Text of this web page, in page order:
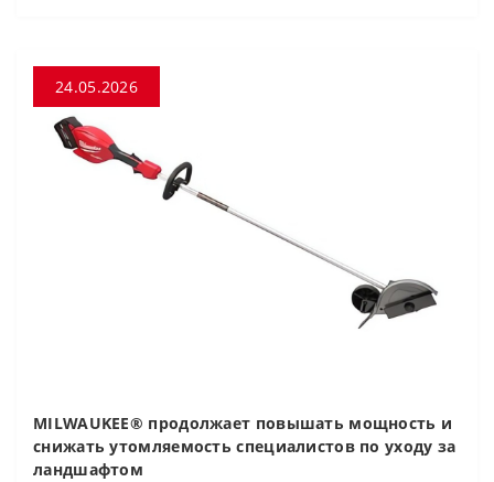
24.05.2026
MILWAUKEE® продолжает повышать мощность и
снижать утомляемость специалистов по уходу за
ландшафтом